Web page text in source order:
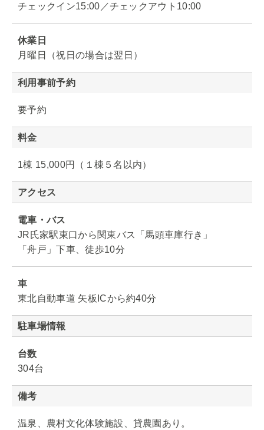
チェックイン15:00／チェックアウト10:00
休業日
月曜日（祝日の場合は翌日）
利用事前予約
要予約
料金
1棟 15,000円（１棟５名以内）
アクセス
電車・バス
JR氏家駅東口から関東バス「馬頭車庫行き」
「舟戸」下車、徒歩10分
車
東北自動車道 矢板ICから約40分
駐車場情報
台数
304台
備考
温泉、農村文化体験施設、貸農園あり。